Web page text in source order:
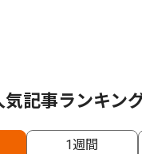
気記事ランキン
1週間